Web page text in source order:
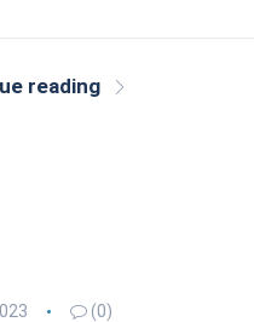
reading
(0)